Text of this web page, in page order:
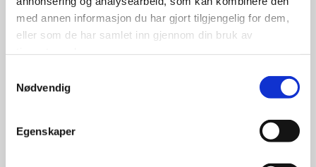
med annen informasjon du har gjort tilgjengelig for dem,
eller som de har samlet inn gjennom din bruk av
Nødvendig
Egenskaper